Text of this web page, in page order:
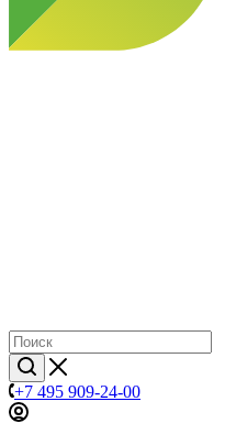
+7 495 909-24-00